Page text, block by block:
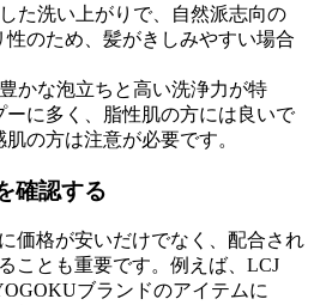
た洗い上がりで、自然派志向の
のため、髪がきしみやすい場合
豊かな泡立ちと高い洗浄力が特
ーに多く、脂性肌の方には良いで
の方は注意が必要です。
確認する
価格が安いだけでなく、配合され
ことも重要です。例えば、LCJ
ブランドのアイテムに